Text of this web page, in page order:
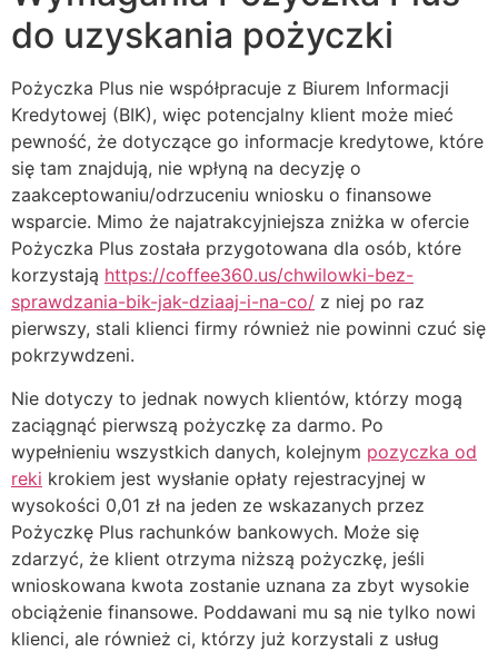
do uzyskania pożyczki
Pożyczka Plus nie współpracuje z Biurem Informacji
Kredytowej (BIK), więc potencjalny klient może mieć
pewność, że dotyczące go informacje kredytowe, które
się tam znajdują, nie wpłyną na decyzję o
zaakceptowaniu/odrzuceniu wniosku o finansowe
wsparcie. Mimo że najatrakcyjniejsza zniżka w ofercie
Pożyczka Plus została przygotowana dla osób, które
korzystają https://coffee360.us/chwilowki-bez-
sprawdzania-bik-jak-dziaaj-i-na-co/ z niej po raz
pierwszy, stali klienci firmy również nie powinni czuć się
pokrzywdzeni.
Nie dotyczy to jednak nowych klientów, którzy mogą
zaciągnąć pierwszą pożyczkę za darmo. Po
wypełnieniu wszystkich danych, kolejnym pozyczka od
reki krokiem jest wysłanie opłaty rejestracyjnej w
wysokości 0,01 zł na jeden ze wskazanych przez
Pożyczkę Plus rachunków bankowych. Może się
zdarzyć, że klient otrzyma niższą pożyczkę, jeśli
wnioskowana kwota zostanie uznana za zbyt wysokie
obciążenie finansowe. Poddawani mu są nie tylko nowi
klienci, ale również ci, którzy już korzystali z usług